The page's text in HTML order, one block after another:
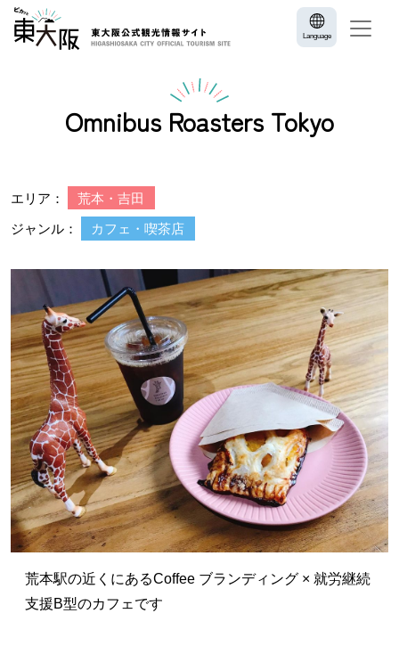
Language
Omnibus Roasters Tokyo
エリア： 荒本・吉田
ジャンル： カフェ・喫茶店
荒本駅の近くにあるCoffee ブランディング × 就労継続
支援B型のカフェです